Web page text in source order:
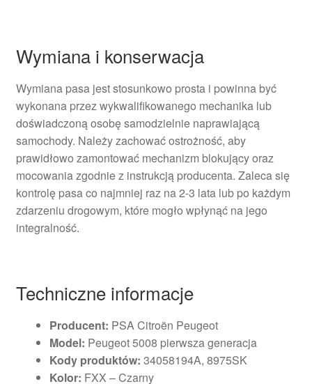
Wymiana i konserwacja
Wymiana pasa jest stosunkowo prosta i powinna być
wykonana przez wykwalifikowanego mechanika lub
doświadczoną osobę samodzielnie naprawiającą
samochody. Należy zachować ostrożność, aby
prawidłowo zamontować mechanizm blokujący oraz
mocowania zgodnie z instrukcją producenta. Zaleca się
kontrolę pasa co najmniej raz na 2-3 lata lub po każdym
zdarzeniu drogowym, które mogło wpłynąć na jego
integralność.
Techniczne informacje
Producent: PSA Citroën Peugeot
Model: Peugeot 5008 pierwsza generacja
Kody produktów: 34058194A, 8975SK
Kolor: FXX – Czarny